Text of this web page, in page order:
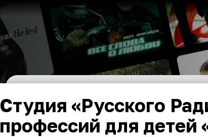
Студия «Русского
профессий для детей